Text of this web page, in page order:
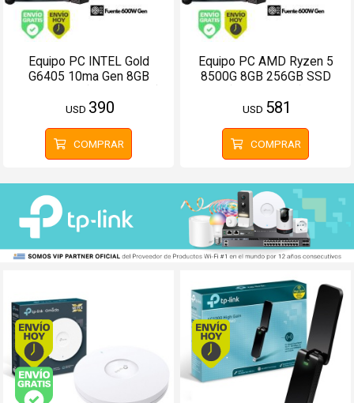
Equipo PC INTEL Gold
G6405 10ma Gen 8GB
USD 390
COMPRAR
Equipo PC AMD Ryzen 5
8500G 8GB 256GB SSD
USD 581
COMPRAR
Envío hoy. Comprando antes de 13Hs. Envío hoy.